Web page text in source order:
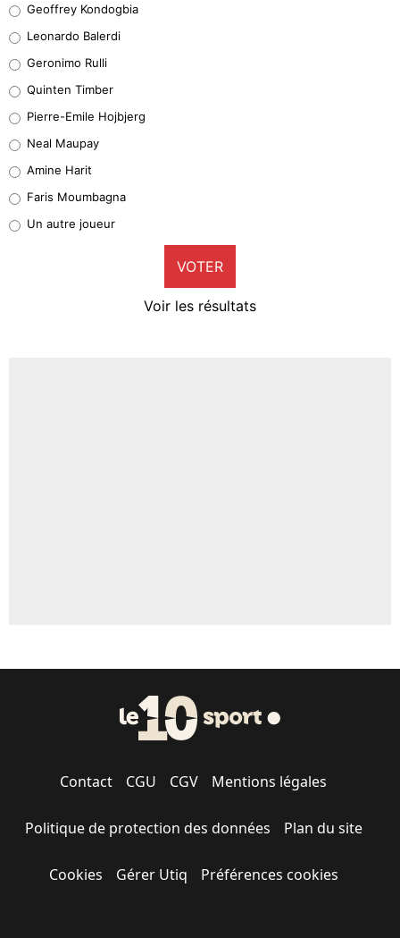
38%
32%
5%
1%
9%
Geoffrey Kondogbia
Leonardo Balerdi
Geronimo Rulli
Quinten Timber
Pierre-Emile Hojbjerg
Neal Maupay
Amine Harit
Faris Moumbagna
Un autre joueur
VOTER
Voir les résultats
Contact CGU CGV Mentions légales
Politique de protection des données Plan du site
Cookies Gérer Utiq Préférences cookies